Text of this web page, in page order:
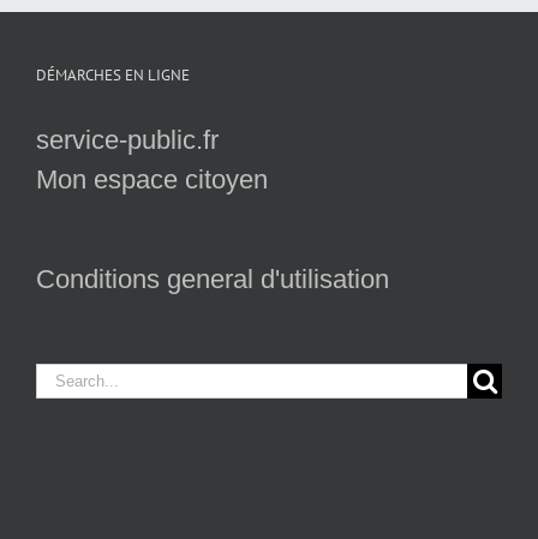
DÉMARCHES EN LIGNE
service-public.fr
Mon espace citoyen
Conditions general d'utilisation
Search